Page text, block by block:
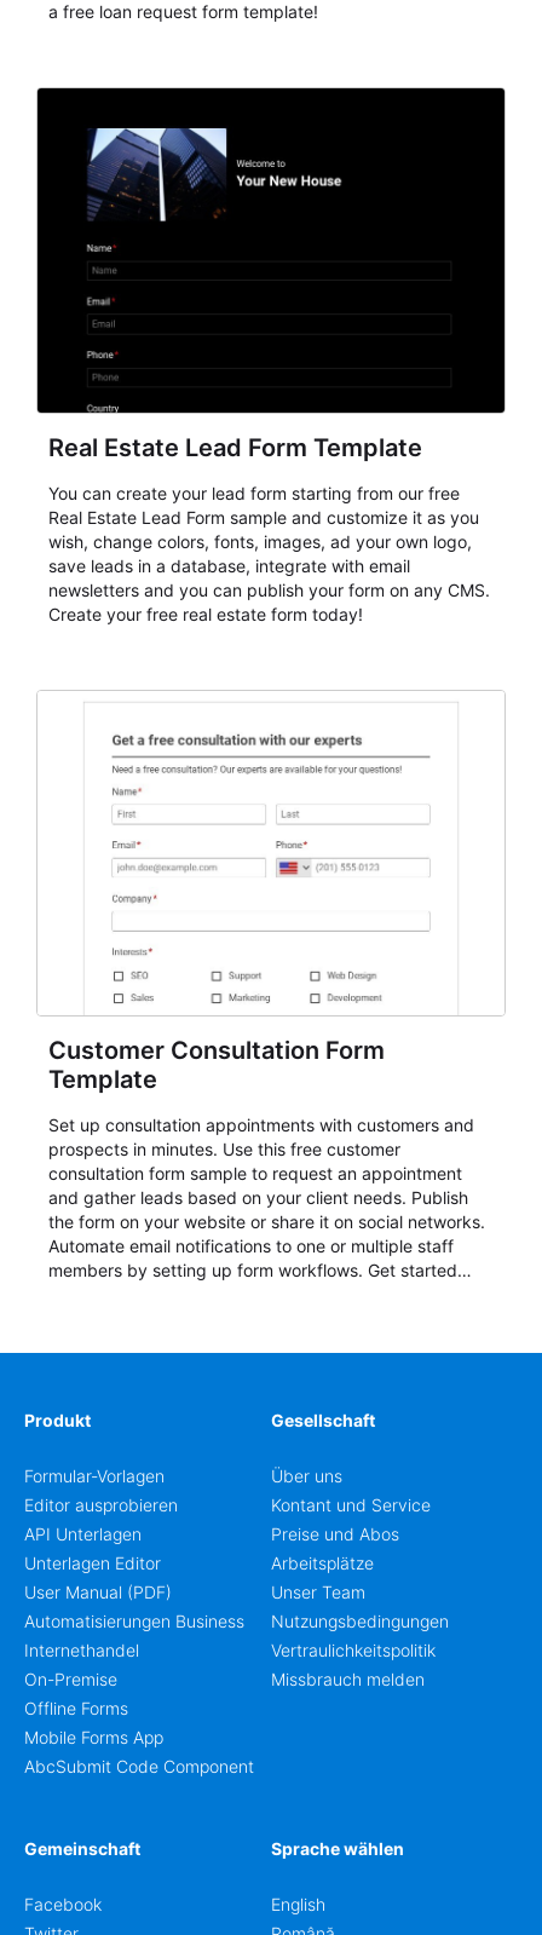
a free loan request form template!
Real Estate Lead Form Template
You can create your lead form starting from our free
Real Estate Lead Form sample and customize it as you
wish, change colors, fonts, images, ad your own logo,
save leads in a database, integrate with email
newsletters and you can publish your form on any CMS.
Create your free real estate form today!
Customer Consultation Form
Template
Set up consultation appointments with customers and
prospects in minutes. Use this free customer
consultation form sample to request an appointment
and gather leads based on your client needs. Publish
the form on your website or share it on social networks.
Automate email notifications to one or multiple staff
members by setting up form workflows. Get started
Produkt
Formular-Vorlagen
Editor ausprobieren
API Unterlagen
Unterlagen Editor
User Manual (PDF)
Automatisierungen Business
Internethandel
On-Premise
Offline Forms
Mobile Forms App
AbcSubmit Code Component
Gesellschaft
Über uns
Kontant und Service
Preise und Abos
Arbeitsplätze
Unser Team
Nutzungsbedingungen
Vertraulichkeitspolitik
Missbrauch melden
Gemeinschaft
Facebook
Sprache wählen
English